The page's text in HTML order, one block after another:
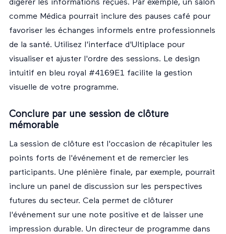
digérer les informations reçues. Par exemple, un salon
comme Médica pourrait inclure des pauses café pour
favoriser les échanges informels entre professionnels
de la santé. Utilisez l'interface d'Ultiplace pour
visualiser et ajuster l'ordre des sessions. Le design
intuitif en bleu royal #4169E1 facilite la gestion
visuelle de votre programme.
Conclure par une session de clôture
mémorable
La session de clôture est l'occasion de récapituler les
points forts de l'événement et de remercier les
participants. Une plénière finale, par exemple, pourrait
inclure un panel de discussion sur les perspectives
futures du secteur. Cela permet de clôturer
l'événement sur une note positive et de laisser une
impression durable. Un directeur de programme dans